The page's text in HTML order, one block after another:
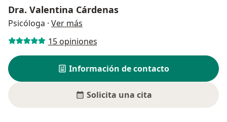
Dra. Valentina Cárdenas
Psicóloga · Ver más
15 opiniones
Información de contacto
Solicita una cita